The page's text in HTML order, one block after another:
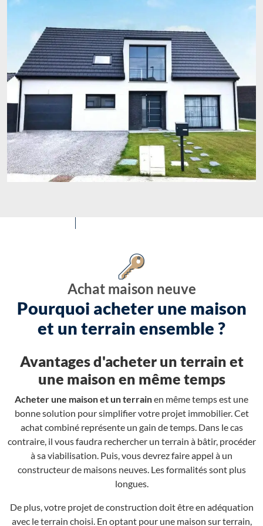
Achat maison neuve
Pourquoi acheter une maison
et un terrain ensemble ?
Avantages d'acheter un terrain et
une maison en même temps
Acheter une maison et un terrainen même temps est une
bonne solution pour simplifier votre projet immobilier. Cet
achat combiné représente un gain de temps. Dans le cas
contraire, il vous faudra rechercher un terrain à bâtir, procéder
à sa viabilisation. Puis, vous devrez faire appel à un
constructeur de maisons neuves. Les formalités sont plus
longues.
De plus, votre projet de construction doit être en adéquation
avec le terrain choisi. En optant pour une maison sur terrain,